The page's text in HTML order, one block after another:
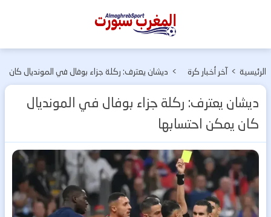
المغرب
الرئيسية > آخر أخبار كرة
> ديشان يعترف: ركلة جزاء بوفال في المونديال كان
ديشان يعترف: ركلة جزاء بوفال في المونديال
كان يمكن احتسابها